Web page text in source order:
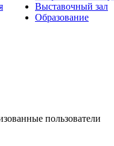
Выставочный зал
Образование
пользователи